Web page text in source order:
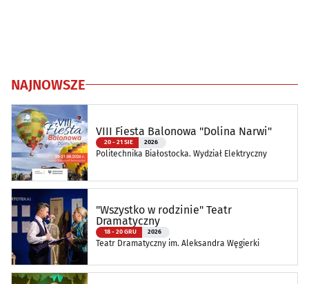
NAJNOWSZE
VIII Fiesta Balonowa "Dolina Narwi"
20 - 21 SIE 2026
Politechnika Białostocka. Wydział Elektryczny
"Wszystko w rodzinie" Teatr
Dramatyczny
18 - 20 GRU 2026
Teatr Dramatyczny im. Aleksandra Węgierki